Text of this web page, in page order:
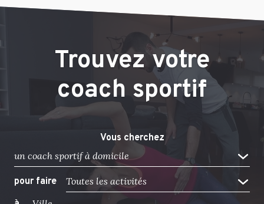
Trouvez votre
coach sportif
Vous cherchez
un coach sportif à domicile
pour faire
Toutes les activités